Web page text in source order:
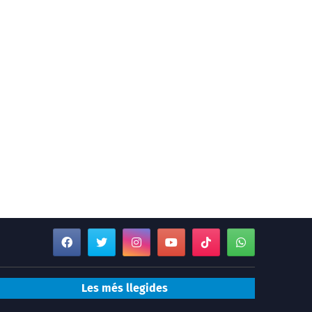
Les més llegides